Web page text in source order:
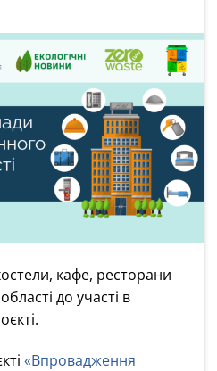
кафе, ресторани
до участі в
«Впровадження